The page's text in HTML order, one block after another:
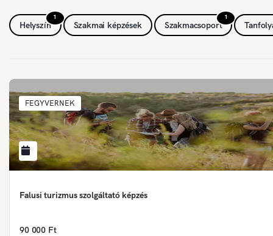
1
Helyszín Szakmai képzések
1
Szakmacsoport
FEGYVERNEK
Falusi turizmus szolgáltató képzés
90 000 Ft